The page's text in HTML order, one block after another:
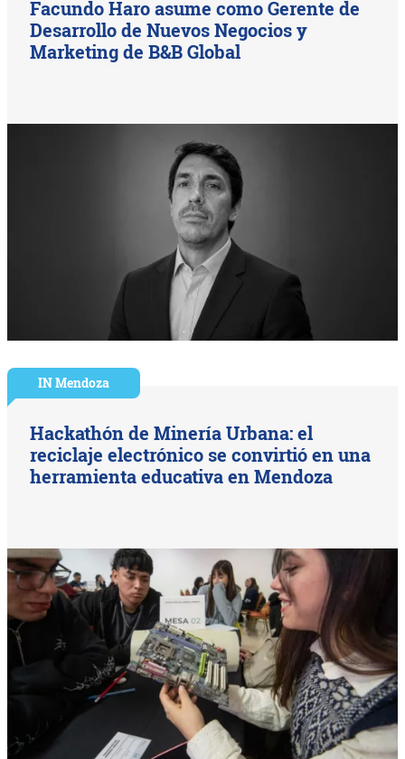
Facundo Haro asume como Gerente de
Desarrollo de Nuevos Negocios y
Marketing de B&B Global
IN Mendoza
Hackathón de Minería Urbana: el
reciclaje electrónico se convirtió en una
herramienta educativa en Mendoza